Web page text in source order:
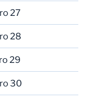
27
28
29
30